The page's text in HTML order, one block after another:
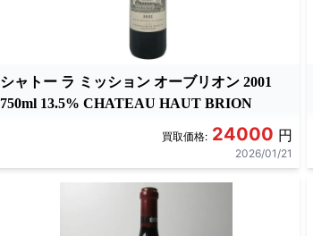
シャトー ラ ミッション オーブリオン 2001
750ml 13.5% CHATEAU HAUT BRION
買取価格: 24000 円
2026/01/21